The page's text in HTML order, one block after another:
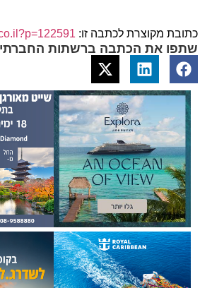
כתובת מקוצרת לכתבה זו:
שתפו את הכתבה ברשתות